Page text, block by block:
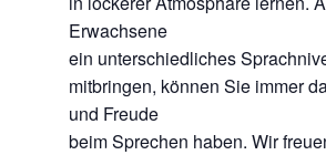
Erwachsene
ein unterschiedliches
mitbringen, können Sie immer
und Freude
beim Sprechen haben. Wir